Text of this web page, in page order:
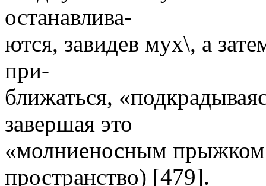
останавлива-
ются, завидев мух\, а
при-
ближаться,
завершая это
«молниеносным прыжком
пространство) [479].